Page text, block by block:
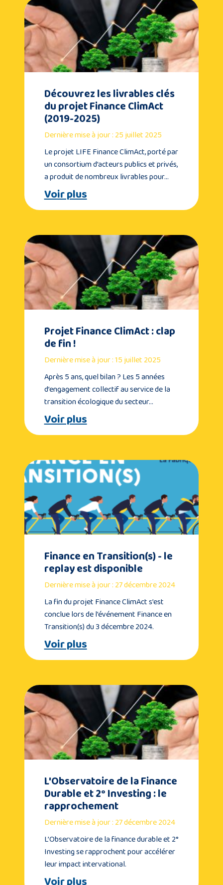
Découvrez les livrables clés
du projet Finance ClimAct
(2019-2025)
Dernière mise à jour : 25 juillet 2025
Le projet LIFE Finance ClimAct, porté par
un consortium d’acteurs publics et privés,
a produit de nombreux livrables pour…
Voir plus
Projet Finance ClimAct : clap
de fin !
Dernière mise à jour : 15 juillet 2025
Après 5 ans, quel bilan ? Les 5 années
d’engagement collectif au service de la
transition écologique du secteur…
Voir plus
Finance en Transition(s) - le
replay est disponible
Dernière mise à jour : 27 décembre 2024
La fin du projet Finance ClimAct s’est
conclue lors de l’événement Finance en
Transition(s) du 3 décembre 2024.
Voir plus
L'Observatoire de la Finance
Durable et 2° Investing : le
rapprochement
Dernière mise à jour : 27 décembre 2024
L’Observatoire de la finance durable et 2°
Investing se rapprochent pour accélérer
leur impact intervational.
Voir plus